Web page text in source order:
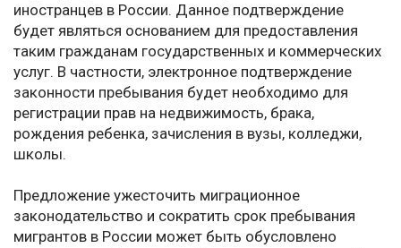
иностранцев в России. Данное подтверждение
будет являться основанием для предоставления
таким гражданам государственных и коммерческих
услуг. В частности, электронное подтверждение
законности пребывания будет необходимо для
регистрации прав на недвижимость, брака,
рождения ребенка, зачисления в вузы, колледжи,
школы.
Предложение ужесточить миграционное
законодательство и сократить срок пребывания
мигрантов в России может быть обусловлено